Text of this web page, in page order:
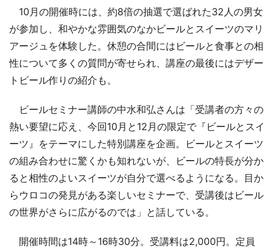
10月の開催時には、約8倍の抽選で選ばれた32人の男女
が参加し、和やかな雰囲気のなかビールとスイーツのマリ
アージュを体験した。休憩の合間にはビールと食事との相
性について多くの質問が寄せられ、講座の最後にはデザー
トビール作りの紹介も。
ビールセミナー講師の中水和弘さんは「受講者の方々の
熱い要望に応え、今回10月と12月の限定で『ビールとスイ
ーツ』をテーマにした特別講座を企画。ビールとスイーツ
の組み合わせに驚くかも知れないが、ビールの特長が分か
ると相性のよいスイーツが自分で選べるようになる。目か
らウロコの発見がある楽しいセミナーで、受講後はビール
の世界がさらに広がるのでは」と話している。
開催時間は14時～16時30分。受講料は2,000円。定員